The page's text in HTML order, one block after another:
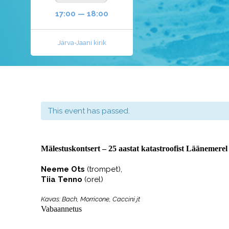
17:00 — 18:00
Järva-Jaani kirik
This event has passed.
Mälestuskontsert –25 aastat katastroofist Läänemerel
Neeme Ots (trompet),
Tiia Tenno (orel)
Kavas: Bach, Morricone, Caccini jt
Vabaannetus